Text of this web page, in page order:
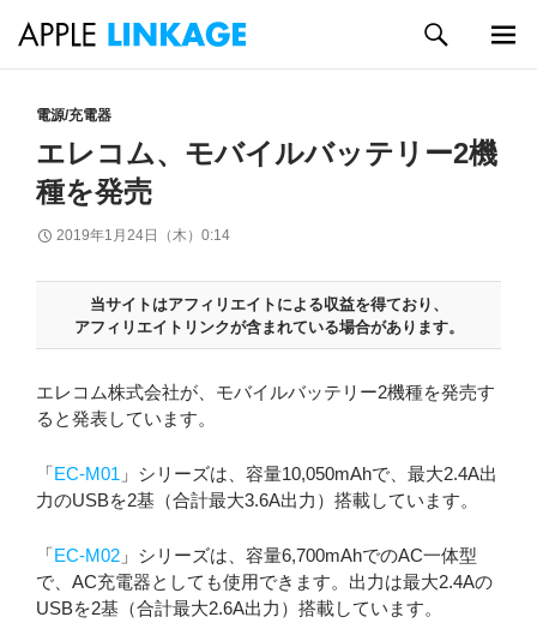
索
電源/充電器
エレコム、モバイルバッテリー2機
種を発売
2019年1月24日（木）0:14
当サイトはアフィリエイトによる収益を得ており、
アフィリエイトリンクが含まれている場合があります。
エレコム株式会社が、モバイルバッテリー2機種を発売す
ると発表しています。
「EC-M01 」シリーズは、容量10,050mAhで、最大2.4A出
力のUSBを2基（合計最大3.6A出力）搭載しています。
「EC-M02 」シリーズは、容量6,700mAhでのAC一体型
で、AC充電器としても使用できます。出力は最大2.4Aの
USBを2基（合計最大2.6A出力）搭載しています。